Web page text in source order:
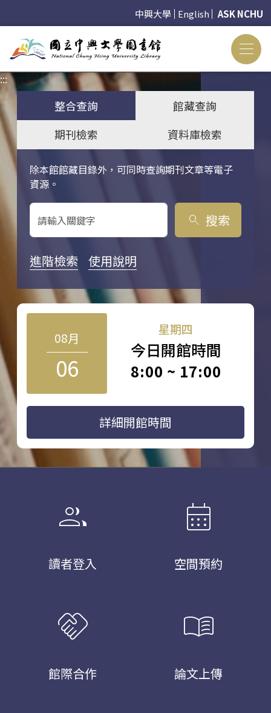
中興大學 English ASK NCHU
:::
整合查詢
館藏查詢
期刊檢索
資料庫檢索
除本館館藏目錄外，可同時查詢期刊文章等電子
資源。
關鍵字搜尋
search 搜索
進階檢索 使用說明
08月
06
星期四
今日開館時間
8:00 ~ 17:00
詳細開館時間
group
讀者登入
calendar_month
空間預約
handshake
館際合作
menu_book
論文上傳